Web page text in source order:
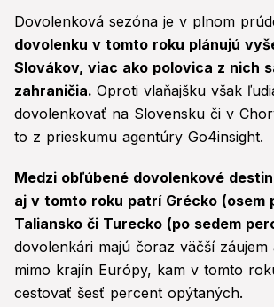
Dovolenková sezóna je v plnom
dovolenku v tomto roku plánujú
Slovákov, viac ako polovica z nich
zahraničia. Oproti vlaňajšku však
dovolenkovať na Slovensku či v
to z prieskumu agentúry Go4insight.
Medzi obľúbené dovolenkové
aj v tomto roku patrí Grécko (osem
Taliansko či Turecko (po sedem
dovolenkári majú čoraz väčší
mimo krajín Európy, kam v tomto
cestovať šesť percent opýtaných.